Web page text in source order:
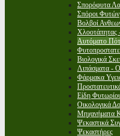
Σπορόφυτα
Σπόροι Φυτών
Βολβοί
Χλοοτάπητας
Αυτόματο
Βιολογικά
Λιπάσματα -
Φάρμακα
Είδη
Οικολογικά
Μηχανήματα
Ψεκαστικά
Ψεκαστήρες